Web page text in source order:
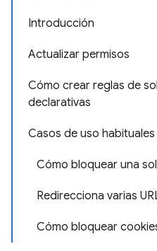
Introducción
Actualizar permisos
Cómo crear reglas de
declarativas
Casos de uso habituales
Cómo bloquear una
Redirecciona varias
Cómo bloquear